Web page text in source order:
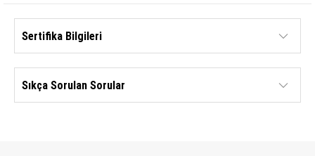
Sertifika Bilgileri
Sıkça Sorulan Sorular